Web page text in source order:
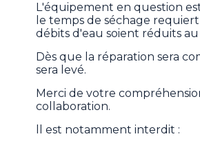
L'équipement en question
le temps de séchage
débits d'eau soient réduits
Dès que la réparation sera
sera levé.
Merci de votre
collaboration.
ll est notamment interdit :